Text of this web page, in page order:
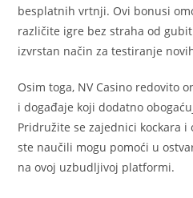
besplatnih vrtnji. Ovi bonusi
različite igre bez straha od
izvrstan način za testiranje
Osim toga, NV Casino redovito
i događaje koji dodatno
Pridružite se zajednici kockara
ste naučili mogu pomoći u
na ovoj uzbudljivoj platformi.